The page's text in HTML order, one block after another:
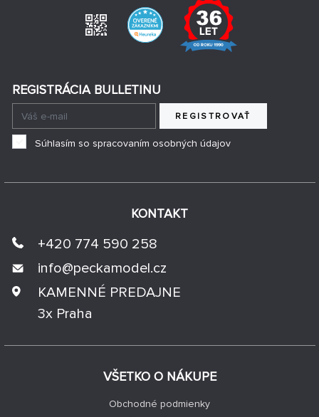
VŠETKO O NÁKUPE
Obchodné podmienky
KONTAKT
+420 774 590 258
info@peckamodel.cz
KAMENNÉ PREDAJNE
3x Praha
REGISTRÁCIA BULLETINU
REGISTROVAŤ
Súhlasím so spracovaním osobných údajov